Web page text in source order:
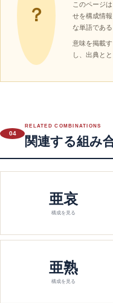
？
このページ
せを構成情
な単語であ
意味を掲載
し、出典と
04
RELATED COMBINATIONS
関連する組み
亜哀
構成を見る
亜熟
構成を見る